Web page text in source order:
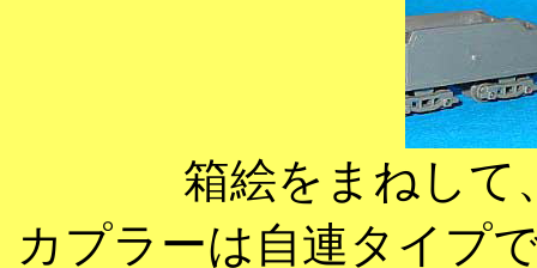
箱絵をまねして
カプラーは自連タイプ